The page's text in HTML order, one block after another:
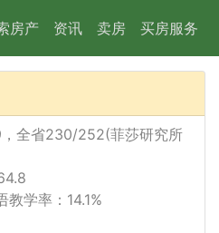
房产 资讯 卖房 买房服务
全省230/252(菲莎研究所
教学率：14.1%